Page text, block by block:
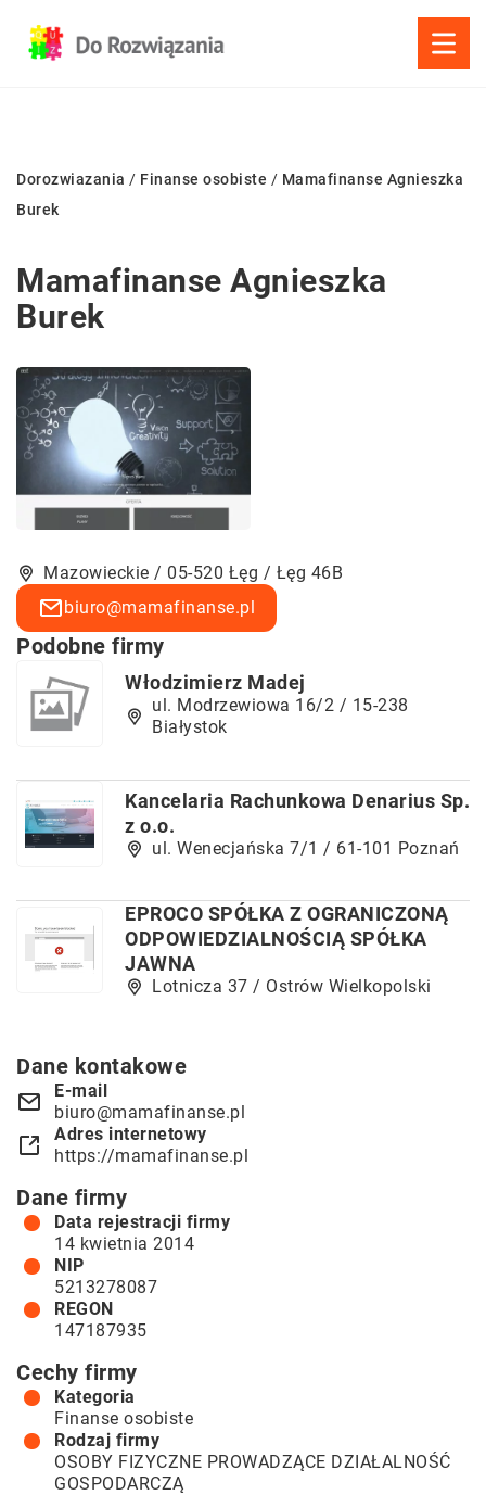
Dorozwiazania / Finanse osobiste / Mamafinanse Agnieszka
Burek
Mamafinanse Agnieszka
Burek
Mazowieckie / 05-520 Łęg / Łęg 46B
biuro@mamafinanse.pl
Podobne firmy
Włodzimierz Madej
ul. Modrzewiowa 16/2 / 15-238
Białystok
Kancelaria Rachunkowa Denarius Sp.
z o.o.
ul. Wenecjańska 7/1 / 61-101 Poznań
EPROCO SPÓŁKA Z OGRANICZONĄ
ODPOWIEDZIALNOŚCIĄ SPÓŁKA
JAWNA
Lotnicza 37 / Ostrów Wielkopolski
Dane kontakowe
E-mail
biuro@mamafinanse.pl
Adres internetowy
https://mamafinanse.pl
Dane firmy
Data rejestracji firmy
14 kwietnia 2014
NIP
5213278087
REGON
147187935
Cechy firmy
Kategoria
Finanse osobiste
Rodzaj firmy
OSOBY FIZYCZNE PROWADZĄCE DZIAŁALNOŚĆ
GOSPODARCZĄ